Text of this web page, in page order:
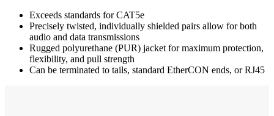
Exceeds standards for CAT5e
Precisely twisted, individually shielded pairs allow for both
audio and data transmissions
Rugged polyurethane (PUR) jacket for maximum protection,
flexibility, and pull strength
Can be terminated to tails, standard EtherCON ends, or RJ45